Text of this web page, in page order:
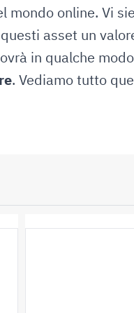
online. Vi
asset un
in qualche
. Vediamo tutto